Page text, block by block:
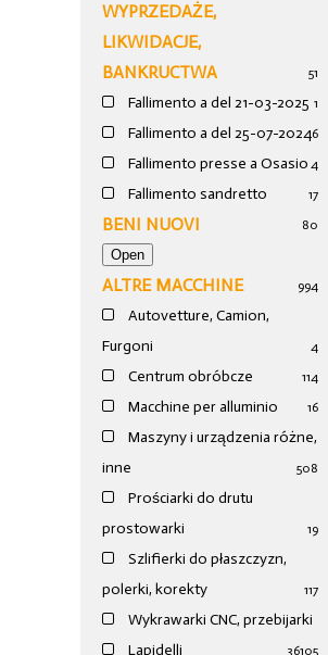
WYPRZEDAŻE,
LIKWIDACJE,
BANKRUCTWA
51
Fallimento a del 21-03-2025 1
Fallimento a del 25-07-20246
Fallimento presse a Osasio 4
Fallimento sandretto 17
BENI NUOVI 80
ALTRE MACCHINE 994
Autovetture, Camion,
Furgoni
4
Centrum obróbcze 114
Macchine per alluminio 16
Maszyny i urządzenia różne,
inne
508
Prościarki do drutu
prostowarki
19
Szlifierki do płaszczyzn,
polerki, korekty
117
Wykrawarki CNC, przebijarki
105
Lapidelli 36